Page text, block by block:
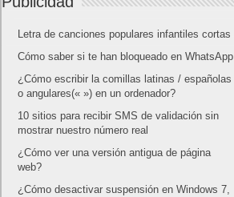
Letra de canciones populares infantiles cortas
Cómo saber si te han bloqueado en WhatsApp
¿Cómo escribir la comillas latinas / españolas
o angulares(« ») en un ordenador?
10 sitios para recibir SMS de validación sin
mostrar nuestro número real
¿Cómo ver una versión antigua de página
web?
¿Cómo desactivar suspensión en Windows 7,